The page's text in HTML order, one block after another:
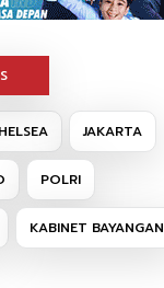
JAKARTA
POLRI
KABINET BAYANGAN